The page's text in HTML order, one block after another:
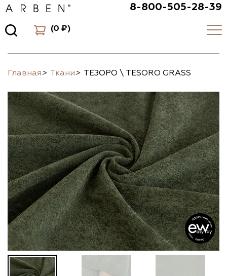
8-800-505-28-39
(0 ₽)
Главная> Ткани> ТЕЗОРО \ TESORO GRASS